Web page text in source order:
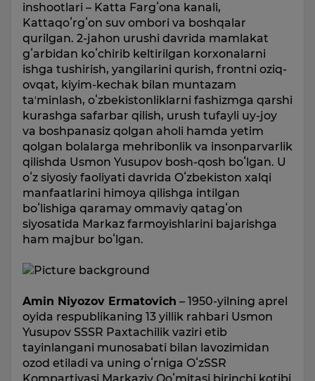
inshootlari – Katta Fargʻona kanali,
Kattaqoʻrgʻon suv ombori va boshqalar
qurilgan. 2-jahon urushi davrida mamlakat
gʻarbidan koʻchirib keltirilgan korxonalarni
ishga tushirish, yangilarini qurish, frontni oziq-
ovqat, kiyim-kechak bilan muntazam
taʼminlash, oʻzbekistonliklarni fashizmga qarshi
kurashga safarbar qilish, urush tufayli uy-joy
va boshpanasiz qolgan aholi hamda yetim
qolgan bolalarga mehribonlik va insonparvarlik
qilishda Usmon Yusupov bosh-qosh boʻlgan. U
oʻz siyosiy faoliyati davrida Oʻzbekiston xalqi
manfaatlarini himoya qilishga intilgan
boʻlishiga qaramay ommaviy qatagʻon
siyosatida Markaz farmoyishlarini bajarishga
ham majbur boʻlgan.
Amin Niyozov Ermatovich – 1950-yilning aprel
oyida respublikaning 13 yillik rahbari Usmon
Yusupov SSSR Paxtachilik vaziri etib
tayinlangani munosabati bilan lavozimidan
ozod etiladi va uning oʻrniga OʻzSSR